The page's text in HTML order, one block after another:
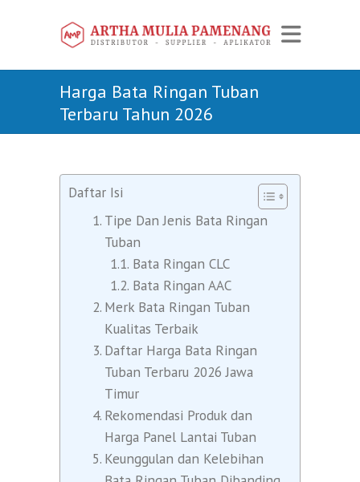
Harga Bata Ringan Tuban
Terbaru Tahun 2026
Daftar Isi
Tipe Dan Jenis Bata Ringan
Tuban
Bata Ringan CLC
Bata Ringan AAC
Merk Bata Ringan Tuban
Kualitas Terbaik
Daftar Harga Bata Ringan
Tuban Terbaru 2026 Jawa
Timur
Rekomendasi Produk dan
Harga Panel Lantai Tuban
Keunggulan dan Kelebihan